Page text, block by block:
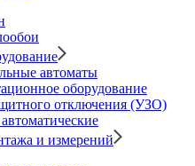
автоматы
оборудование
отключения (УЗО)
и измерений